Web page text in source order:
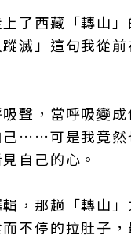
了西藏「轉山
滅」這句我從
聲，當呼吸變
……可是我竟然
自己的心。
，那趟「轉山
不停的拉肚子